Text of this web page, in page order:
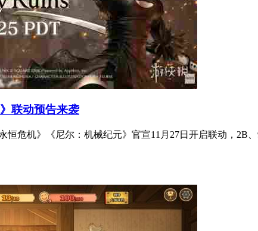
联动预告来袭
恒危机》《尼尔：机械纪元》官宣11月27日开启联动，2B